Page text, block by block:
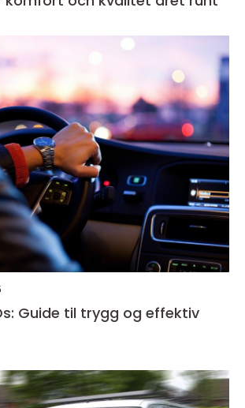
Guide til trygg og effektiv